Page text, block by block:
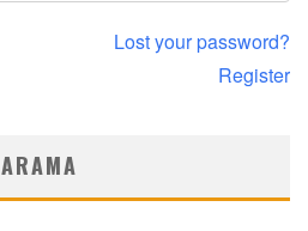
Lost your password?
Register
ARAMA